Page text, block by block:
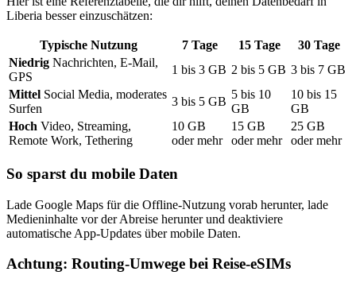
Liberia besser einzuschätzen:
Typische Nutzung 7 Tage 15 Tage 30 Tage
Niedrig Nachrichten, E-Mail,
GPS
1 bis 3 GB 2 bis 5 GB 3 bis 7 GB
Mittel Social Media, moderates
Surfen
3 bis 5 GB
5 bis 10
GB
10 bis 15
GB
Hoch Video, Streaming,
Remote Work, Tethering
10 GB
oder mehr
15 GB
oder mehr
25 GB
oder mehr
So sparst du mobile Daten
Lade Google Maps für die Offline-Nutzung vorab herunter, lade
Medieninhalte vor der Abreise herunter und deaktiviere
automatische App-Updates über mobile Daten.
Achtung: Routing-Umwege bei Reise-eSIMs